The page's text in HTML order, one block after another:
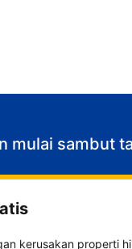
mulai sambut
kerusakan properti